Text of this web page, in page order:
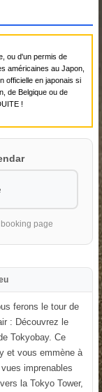
ou d'un permis de
américaines au Japon,
officielle en japonais si
de Belgique ou de
!
page
ferons le tour de
: Découvrez le
Tokyobay. Ce
et vous emmène à
imprenables
la Tokyo Tower,